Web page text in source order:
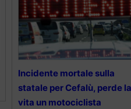
Incidente mortale sulla
statale per Cefalù, perde la
vita un motociclista